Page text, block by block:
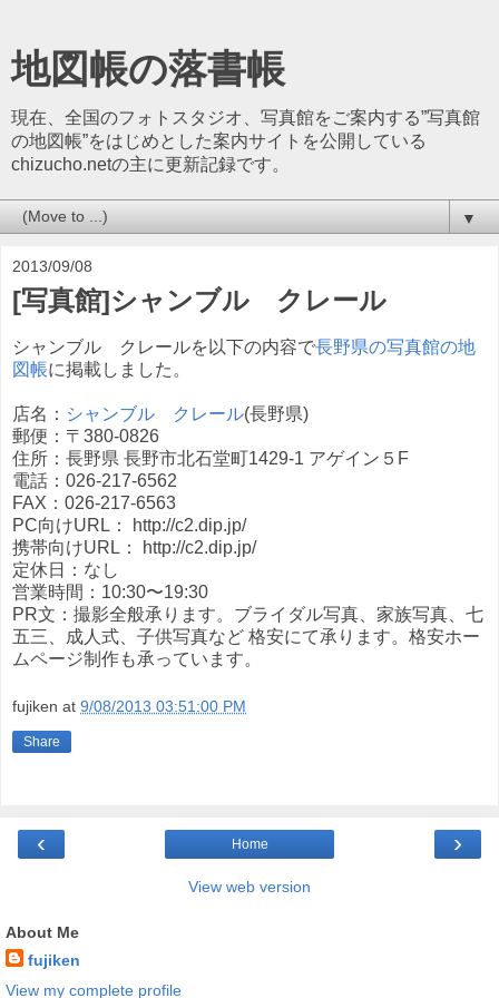
地図帳の落書帳
現在、全国のフォトスタジオ、写真館をご案内する”写真館
の地図帳”をはじめとした案内サイトを公開している
chizucho.netの主に更新記録です。
▼
2013/09/08
[写真館]シャンブル クレール
シャンブル クレールを以下の内容で長野県の写真館の地
図帳に掲載しました。
店名： シャンブル クレール(長野県)
郵便：〒380-0826
住所：長野県 長野市北石堂町1429-1 アゲイン５F
電話：026-217-6562
FAX：026-217-6563
PC向けURL： http://c2.dip.jp/
携帯向けURL： http://c2.dip.jp/
定休日：なし
営業時間：10:30〜19:30
PR文：撮影全般承ります。ブライダル写真、家族写真、七
五三、成人式、子供写真など 格安にて承ります。格安ホー
ムページ制作も承っています。
fujiken at 9/08/2013 03:51:00 PM
Share
‹ ›
Home
View web version
About Me
fujiken
View my complete profile